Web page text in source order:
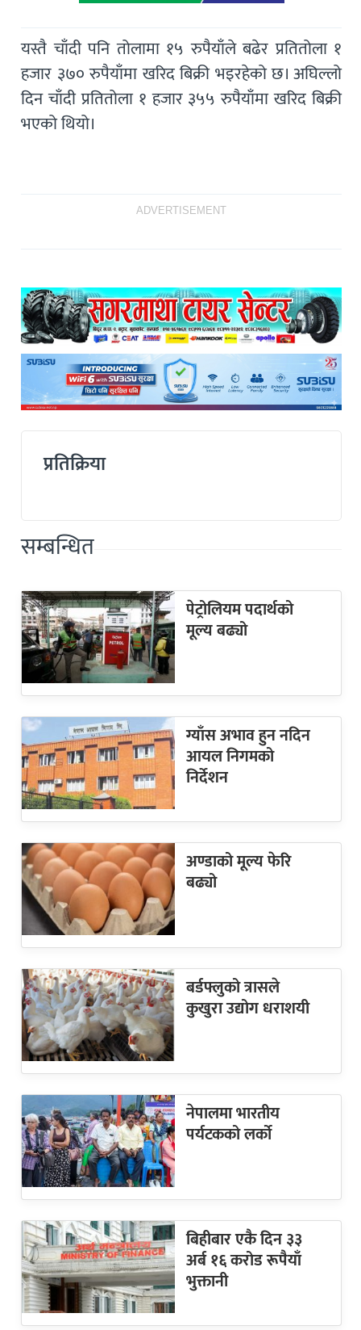
यस्तै चाँदी पनि तोलामा १५ रुपैयाँले बढेर प्रतितोला १
हजार ३७० रुपैयाँमा खरिद बिक्री भइरहेको छ। अघिल्लो
दिन चाँदी प्रतितोला १ हजार ३५५ रुपैयाँमा खरिद बिक्री
भएको थियो।
ADVERTISEMENT
प्रतिक्रिया
सम्बन्धित
पेट्रोलियम पदार्थको
मूल्य बढ्यो
ग्याँस अभाव हुन नदिन
आयल निगमको
निर्देशन
अण्डाको मूल्य फेरि
बढ्यो
बर्डफ्लुको त्रासले
कुखुरा उद्योग धराशयी
नेपालमा भारतीय
पर्यटकको लर्को
बिहीबार एकै दिन ३३
अर्ब १६ करोड रूपैयाँ
भुक्तानी